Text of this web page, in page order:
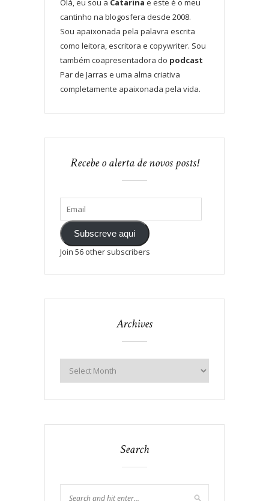
Olá, eu sou a Catarina e este é o meu
cantinho na blogosfera desde 2008.
Sou apaixonada pela palavra escrita
como leitora, escritora e copywriter. Sou
também coapresentadora do podcast
Par de Jarras e uma alma criativa
completamente apaixonada pela vida.
Recebe o alerta de novos posts!
Subscreve aqui
Join 56 other subscribers
Archives
Search